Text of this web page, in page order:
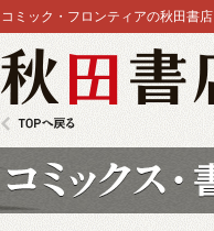
コミック・フロンティアの秋田書店